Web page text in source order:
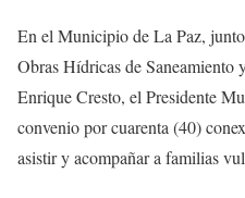
En el Municipio de La Paz,
Obras Hídricas de
Enrique Cresto, el Presidente
convenio por cuarenta (40)
asistir y acompañar a familias